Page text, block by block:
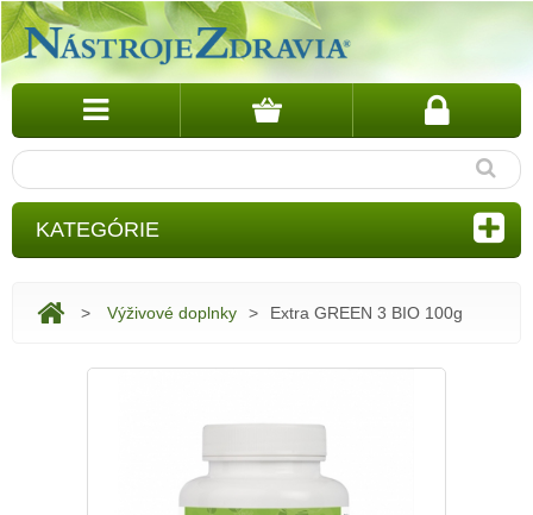
KATEGÓRIE
> Výživové doplnky > Extra GREEN 3 BIO 100g